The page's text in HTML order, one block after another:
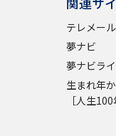
このサイトについて
発送状況の確認 テレメ
テレメール進学
テレメー
夢ナビ
夢ナビラ
生まれ年
［人生100